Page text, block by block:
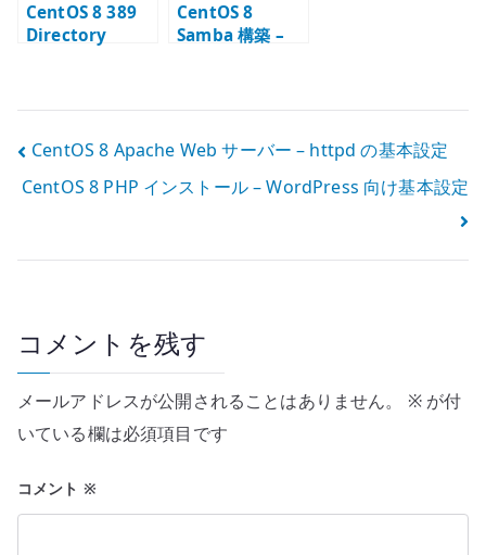
CentOS 8 389
Directory
とアクセス制御
CentOS 8
Samba 構築 –
投
稿
ゲ
ー
シ
ン
CentOS 8 Apache Web サーバー – httpd の基本設定
CentOS 8 PHP インストール – WordPress 向け基本設定
コメントを残す
メールアドレスが公開されることはありません。 ※が付
いている欄は必須項目です
コメント ※